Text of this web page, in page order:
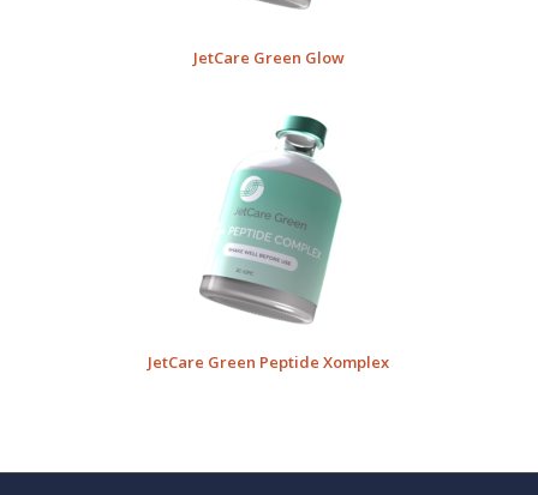
JetCare Green Glow
JetCare Green Peptide Xomplex